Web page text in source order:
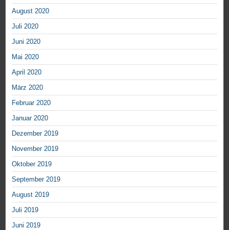
August 2020
Juli 2020
Juni 2020
Mai 2020
April 2020
März 2020
Februar 2020
Januar 2020
Dezember 2019
November 2019
Oktober 2019
September 2019
August 2019
Juli 2019
Juni 2019